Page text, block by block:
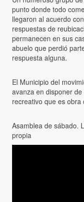
punto donde todo
llegaron al acuerdo
respuestas de
permanecen en sus
abuelo que perdió
respuesta alguna.
El Municipio del
avanza en disponer
recreativo que es obra
Asamblea de sábado.
propia